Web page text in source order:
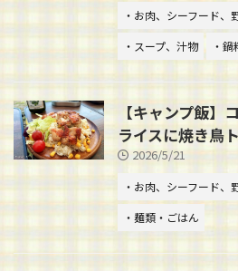
・お肉、シーフード、
・スープ、汁物
・鍋
【キャンプ飯】
ライスに焼き鳥
2026/5/21
・お肉、シーフード、
・麺類・ごはん